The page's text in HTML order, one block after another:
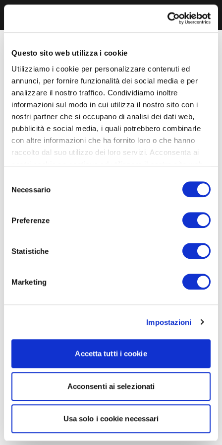
Questo sito web utilizza i cookie
Utilizziamo i cookie per personalizzare contenuti ed
annunci, per fornire funzionalità dei social media e per
analizzare il nostro traffico. Condividiamo inoltre
informazioni sul modo in cui utilizza il nostro sito con i
nostri partner che si occupano di analisi dei dati web,
pubblicità e social media, i quali potrebbero combinarle
con altre informazioni che ha fornito loro o che hanno
raccolto dal suo utilizzo dei loro servizi. Acconsenta ai
delNecessario
Preferenze
Statistiche
Marketing
Impostazioni
Accetta tutti i cookie
Acconsenti ai selezionati
Usa solo i cookie necessari